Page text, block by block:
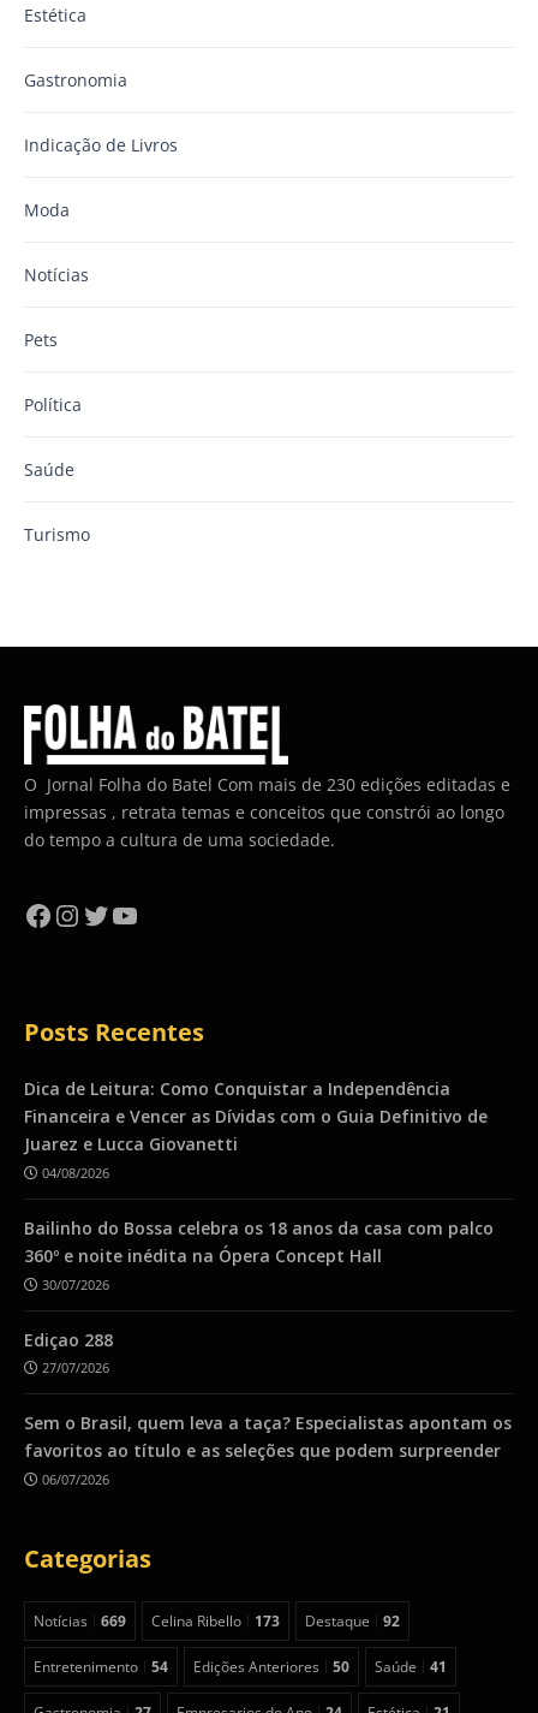
Estética
Gastronomia
Indicação de Livros
Moda
Notícias
Pets
Política
Saúde
Turismo
O Jornal Folha do Batel Com mais de 230 edições editadas e
impressas , retrata temas e conceitos que constrói ao longo
do tempo a cultura de uma sociedade.
Facebook
Instagram
Twitter
YouTube
Posts Recentes
Dica de Leitura: Como Conquistar a Independência
Financeira e Vencer as Dívidas com o Guia Definitivo de
Juarez e Lucca Giovanetti
04/08/2026
Bailinho do Bossa celebra os 18 anos da casa com palco
360º e noite inédita na Ópera Concept Hall
30/07/2026
Ediçao 288
27/07/2026
Sem o Brasil, quem leva a taça? Especialistas apontam os
favoritos ao título e as seleções que podem surpreender
06/07/2026
Categorias
Notícias 669 Celina Ribello 173 Destaque 92
Entretenimento 54 Edições Anteriores 50 Saúde 41